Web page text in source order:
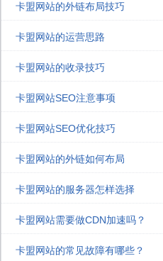
卡盟网站的外链布局技巧
卡盟网站的运营思路
卡盟网站的收录技巧
卡盟网站SEO注意事项
卡盟网站SEO优化技巧
卡盟网站的外链如何布局
卡盟网站的服务器怎样选择
卡盟网站需要做CDN加速吗？
卡盟网站的常见故障有哪些？